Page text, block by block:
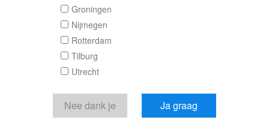
Verstuur je bericht
Door een bericht te sturen kom je in contact met de
aanbieder of makelaar van de woning.
Groningen
Nijmegen
Rotterdam
Tilburg
Utrecht
Nee dank je Ja graag